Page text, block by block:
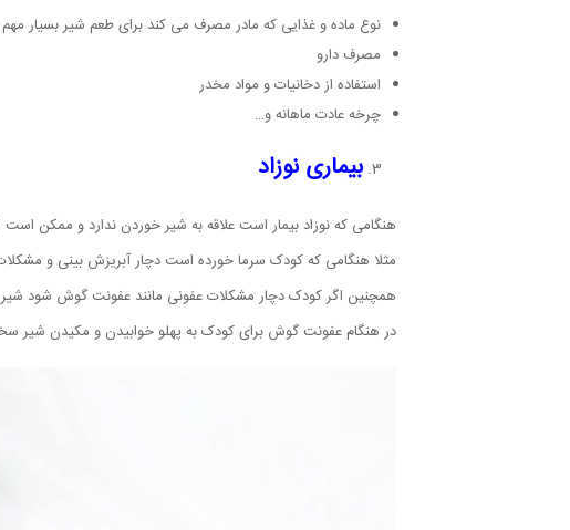
نوع ماده و غذایی که مادر مصرف می کند برای طعم شیر بسیار
مصرف دارو
استفاده از دخانیات و مواد مخدر
چرخه عادت ماهانه و…
بیماری نوزاد
هنگامی که نوزاد بیمار است علاقه به شیر خوردن ندارد و ممکن
مثلا هنگامی که کودک سرما خورده است دچار آبریزش بینی و
همچنین اگر کودک دچار مشکلات عفونی مانند عفونت گوش شود
در هنگام عفونت گوش برای کودک به پهلو خوابیدن و مکیدن شیر